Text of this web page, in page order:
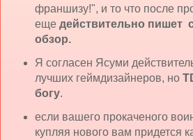
франшизу!", и то что после
еще действительно пишет
обзор.
Я согласен Ясуми
лучших геймдизайнеров, но
богу.
если вашего прокаченого
купляя нового вам придется